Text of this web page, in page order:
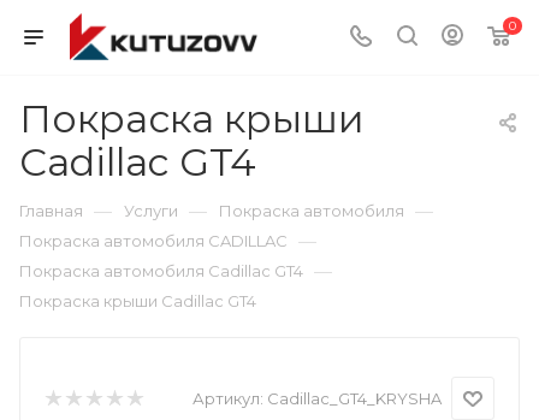
0
Покраска крыши
Cadillac GT4
Главная — Услуги — Покраска автомобиля —
Покраска автомобиля CADILLAC —
Покраска автомобиля Cadillac GT4 —
Покраска крыши Cadillac GT4
Артикул: Cadillac_GT4_KRYSHA